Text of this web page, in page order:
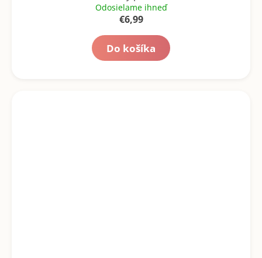
Odosielame ihneď
€6,99
Do košíka